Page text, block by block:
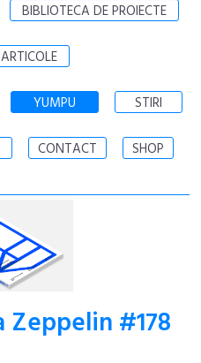
BIBLIOTECA DE PROIECTE
ARTICOLE
YUMPU STIRI
CONTACT SHOP
Zeppelin #178